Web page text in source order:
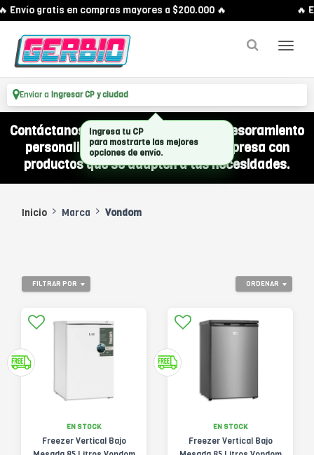
Envío gratis en compras mayores a $200.000 🔥 🔥
Enviar a Ingresar CP y ciudad
Contáctanos por WhatsApp y recibí asesoramiento
personalizado para equipar a tu empresa con
productos que se adapten a tus necesidades.
Inicio Marca Vondom
ORDENAR
FILTRAR POR
EN STOCK
Freezer Vertical Bajo
EN STOCK
Freezer Vertical Bajo
Ingresa tu CP
para mostrarte las mejores
opciones de envío.